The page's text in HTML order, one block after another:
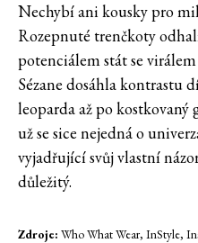
Nechybí ani kousky pro
Rozepnuté trenčkoty
potenciálem stát se
Sézane dosáhla kontrastu
leoparda až po
už se sice nejedná o
vyjadřující svůj vlastní
důležitý.
Zdroje: Who What Wear, InStyle,